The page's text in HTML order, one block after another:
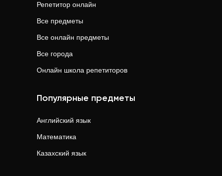
Репетитор онлайн
Все предметы
Все онлайн предметы
Все города
Онлайн школа репетиторов
Популярные предметы
Английский язык
Математика
Казахский язык